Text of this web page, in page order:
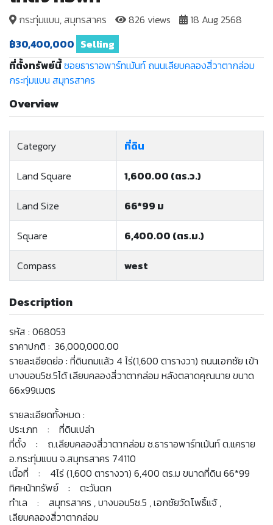
กระทุ่มแบน, สมุทรสาคร 826 views
18 Aug 2568
฿30,400,000 Selling
ที่ตั้งทรัพย์นี้ซอยธาราอพาร์ทเม้นท์ ถนนเลียบคลองสี่วาตากล่อม
กระทุ่มแบน สมุทรสาคร
Overview
Category ที่ดิน
Land Square 1,600.00 (ตร.ว.)
Land Size 66*99 ม
Square 6,400.00 (ตร.ม.)
Compass west
Description
รหัส : 068053
ราคาปกติ : 36,000,000.00
รายละเอียดย่อ : ที่ดินถมแล้ว 4 ไร่(1,600 ตารางวา) ถนนเอกชัย เข้า
บางบอน5ซ.5ได้ เลียบคลองสี่วาตากล่อม หลังตลาดคุณนาย ขนาด
66x99เมตร
รายละเอียดทั้งหมด :
ประเภท : ที่ดินเปล่า
ที่ตั้ง : ถ.เลียบคลองสี่วาตากล่อม ซ.ธาราอพาร์ทเม้นท์ ต.แคราย
อ.กระทุ่มแบน จ.สมุทรสาคร 74110
เนื้อที่ : 4ไร่ (1,600 ตารางวา) 6,400 ตร.ม ขนาดที่ดิน 66*99
ทิศหน้าทรัพย์ : ตะวันตก
ทำเล : สมุทรสาคร , บางบอน5ซ.5 , เอกชัยวัดโพธิ์แจ้ ,
เลียบคลองสี่วาตากล่อม